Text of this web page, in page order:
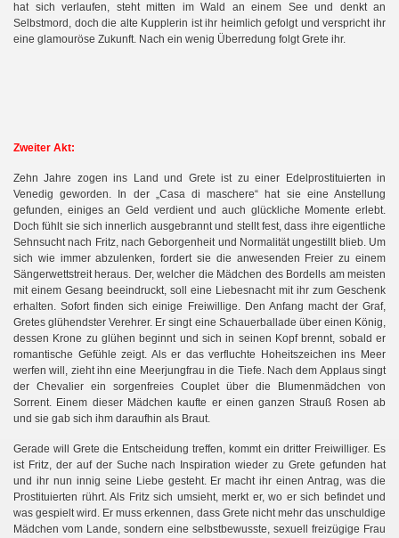
hat sich verlaufen, steht mitten im Wald an einem See und denkt an
Selbstmord, doch die alte Kupplerin ist ihr heimlich gefolgt und verspricht ihr
eine glamouröse Zukunft. Nach ein wenig Überredung folgt Grete ihr.
Zweiter Akt:
Zehn Jahre zogen ins Land und Grete ist zu einer Edelprostituierten in
Venedig geworden. In der „Casa di maschere“ hat sie eine Anstellung
gefunden, einiges an Geld verdient und auch glückliche Momente erlebt.
Doch fühlt sie sich innerlich ausgebrannt und stellt fest, dass ihre eigentliche
Sehnsucht nach Fritz, nach Geborgenheit und Normalität ungestillt blieb. Um
sich wie immer abzulenken, fordert sie die anwesenden Freier zu einem
Sängerwettstreit heraus. Der, welcher die Mädchen des Bordells am meisten
mit einem Gesang beeindruckt, soll eine Liebesnacht mit ihr zum Geschenk
erhalten. Sofort finden sich einige Freiwillige. Den Anfang macht der Graf,
Gretes glühendster Verehrer. Er singt eine Schauerballade über einen König,
dessen Krone zu glühen beginnt und sich in seinen Kopf brennt, sobald er
romantische Gefühle zeigt. Als er das verfluchte Hoheitszeichen ins Meer
werfen will, zieht ihn eine Meerjungfrau in die Tiefe. Nach dem Applaus singt
der Chevalier ein sorgenfreies Couplet über die Blumenmädchen von
Sorrent. Einem dieser Mädchen kaufte er einen ganzen Strauß Rosen ab
und sie gab sich ihm daraufhin als Braut.
Gerade will Grete die Entscheidung treffen, kommt ein dritter Freiwilliger. Es
ist Fritz, der auf der Suche nach Inspiration wieder zu Grete gefunden hat
und ihr nun innig seine Liebe gesteht. Er macht ihr einen Antrag, was die
Prostituierten rührt. Als Fritz sich umsieht, merkt er, wo er sich befindet und
was gespielt wird. Er muss erkennen, dass Grete nicht mehr das unschuldige
Mädchen vom Lande, sondern eine selbstbewusste, sexuell freizügige Frau